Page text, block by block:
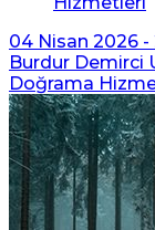
04 Nisan 2026 -
Burdur Demirci
Doğrama